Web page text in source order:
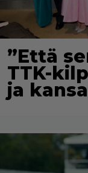
”Että
TTK-
ja